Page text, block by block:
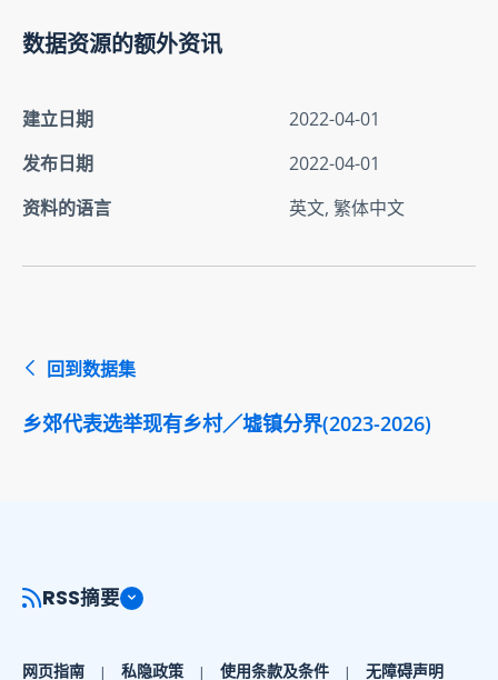
数据资源的额外资讯
建立日期
2022-04-01
发布日期
2022-04-01
资料的语言
英文, 繁体中文
回到数据集
乡郊代表选举现有乡村／墟镇分界(2023-2026)
RSS摘要
网页指南 私隐政策 使用条款及条件 无障碍声明